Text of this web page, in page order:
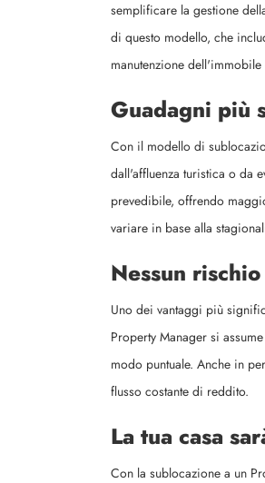
semplificare la gestione
di questo modello, che
manutenzione
Guadagni più
Con il modello di
dall'affluenza turistica o da
prevedibile, offrendo
variare in base alla
Nessun
Uno dei vantaggi più
Property Manager si
modo puntuale. Anche in
flusso costante di reddito.
La tua casa
Con la sublocazione a un